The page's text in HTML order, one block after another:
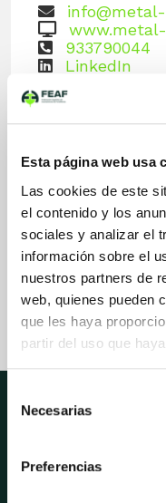
Esta página web usa
Las cookies de este
el contenido y los
sociales y analizar el
información sobre el
nuestros partners de
web, quienes pueden
que les haya
partir del uso que
Necesarias
Preferencias
933790044
LinkedIn
Proveedor
Materias